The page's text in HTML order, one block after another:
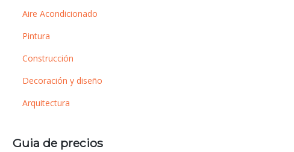
Aire Acondicionado
Pintura
Construcción
Decoración y diseño
Arquitectura
Guia de precios